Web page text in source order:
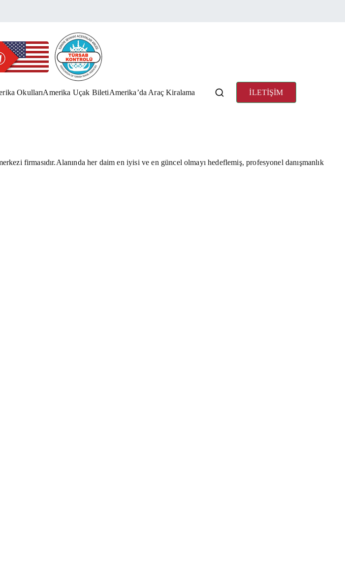
Amerika Vize Başvuru Merkezi
Amerika Vizesi Başvurusu 444 1 883
OkullarıAmerika Uçak BiletiAmerika’da Araç Kiralama İLETİŞİM
firmasıdır.Alanında her daim en iyisi ve en güncel olmayı hedeflemiş, profesyonel danışmanlık